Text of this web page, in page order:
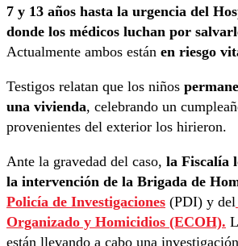
7 y 13 años hasta la urgencia del
donde los médicos luchan por
Actualmente ambos están en riesgo
Testigos relatan que los niños
una vivienda, celebrando un
provenientes del exterior los hirieron.
Ante la gravedad del caso, la Fiscalía
la intervención de la Brigada de
Policía de Investigaciones (PDI) y del
Organizado y Homicidios (ECOH).
están llevando a cabo una